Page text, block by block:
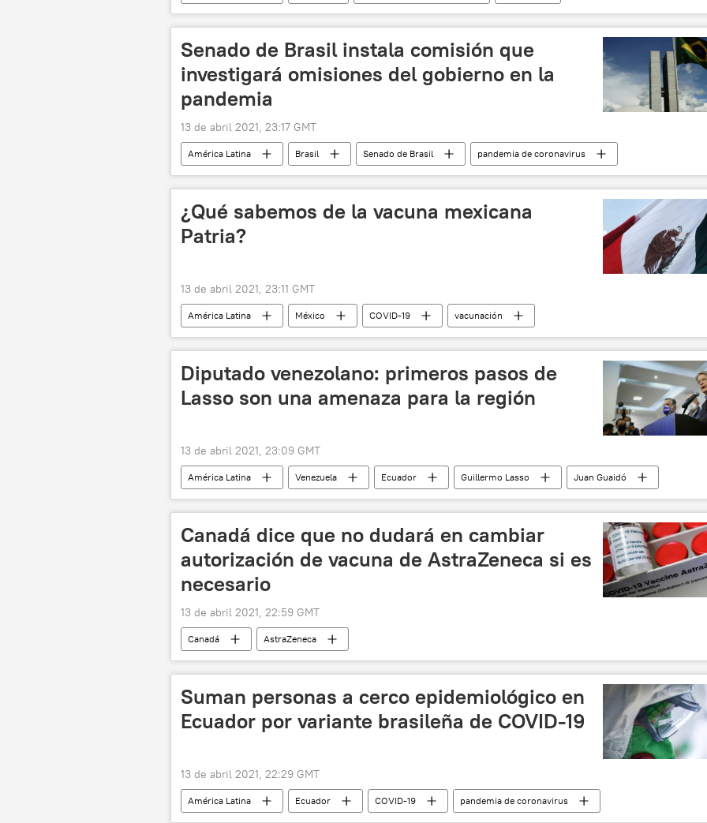
Senado de Brasil instala comisión que
investigará omisiones del gobierno en la
pandemia
13 de abril 2021, 23:17 GMT
América Latina Brasil Senado de Brasil pandemia de coronavirus
¿Qué sabemos de la vacuna mexicana
Patria?
13 de abril 2021, 23:11 GMT
América Latina México COVID-19 vacunación
Diputado venezolano: primeros pasos de
Lasso son una amenaza para la región
13 de abril 2021, 23:09 GMT
América Latina Venezuela Ecuador Guillermo Lasso
Juan Guaidó
Elecciones presidenciales en Ecuador (2021)
Canadá dice que no dudará en cambiar
autorización de vacuna de AstraZeneca si es
necesario
13 de abril 2021, 22:59 GMT
Canadá AstraZeneca
Suman personas a cerco epidemiológico en
Ecuador por variante brasileña de COVID-19
13 de abril 2021, 22:29 GMT
América Latina Ecuador COVID-19 pandemia de coronavirus